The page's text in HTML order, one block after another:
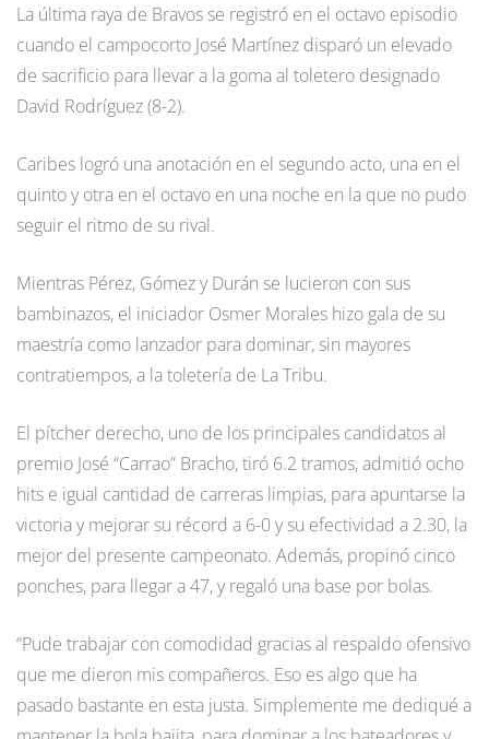
La última raya de Bravos se registró en el octavo episodio
cuando el campocorto José Martínez disparó un elevado
de sacrificio para llevar a la goma al toletero designado
David Rodríguez (8-2).
Caribes logró una anotación en el segundo acto, una en el
quinto y otra en el octavo en una noche en la que no pudo
seguir el ritmo de su rival.
Mientras Pérez, Gómez y Durán se lucieron con sus
bambinazos, el iniciador Osmer Morales hizo gala de su
maestría como lanzador para dominar, sin mayores
contratiempos, a la toletería de La Tribu.
El pítcher derecho, uno de los principales candidatos al
premio José “Carrao” Bracho, tiró 6.2 tramos, admitió ocho
hits e igual cantidad de carreras limpias, para apuntarse la
victoria y mejorar su récord a 6-0 y su efectividad a 2.30, la
mejor del presente campeonato. Además, propinó cinco
ponches, para llegar a 47, y regaló una base por bolas.
“Pude trabajar con comodidad gracias al respaldo ofensivo
que me dieron mis compañeros. Eso es algo que ha
pasado bastante en esta justa. Simplemente me dediqué a